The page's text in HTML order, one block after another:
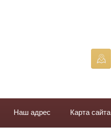
Наш адрес Карта сайта